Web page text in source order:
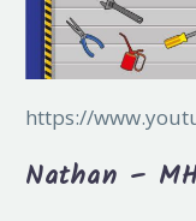
https://
Nathan –